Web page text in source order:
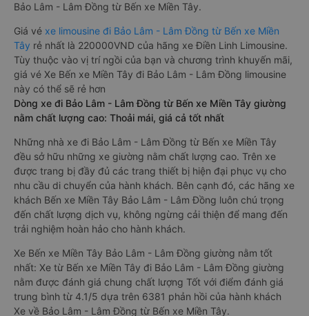
Bảo Lâm - Lâm Đồng từ Bến xe Miền Tây.
Giá vé xe limousine đi Bảo Lâm - Lâm Đồng từ Bến xe Miền
Tây rẻ nhất là 220000VND của hãng xe Điền Linh Limousine.
Tùy thuộc vào vị trí ngồi của bạn và chương trình khuyến mãi,
giá vé Xe Bến xe Miền Tây đi Bảo Lâm - Lâm Đồng limousine
này có thể sẽ rẻ hơn
Dòng xe đi Bảo Lâm - Lâm Đồng từ Bến xe Miền Tây giường
nằm chất lượng cao: Thoải mái, giá cả tốt nhất
Những nhà xe đi Bảo Lâm - Lâm Đồng từ Bến xe Miền Tây
đều sở hữu những xe giường nằm chất lượng cao. Trên xe
được trang bị đầy đủ các trang thiết bị hiện đại phục vụ cho
nhu cầu di chuyển của hành khách. Bên cạnh đó, các hãng xe
khách Bến xe Miền Tây Bảo Lâm - Lâm Đồng luôn chú trọng
đến chất lượng dịch vụ, không ngừng cải thiện để mang đến
trải nghiệm hoàn hảo cho hành khách.
Xe Bến xe Miền Tây Bảo Lâm - Lâm Đồng giường nằm tốt
nhất: Xe từ Bến xe Miền Tây đi Bảo Lâm - Lâm Đồng giường
nằm được đánh giá chung chất lượng Tốt với điểm đánh giá
trung bình từ 4.1/5 dựa trên 6381 phản hồi của hành khách
Xe về Bảo Lâm - Lâm Đồng từ Bến xe Miền Tây.